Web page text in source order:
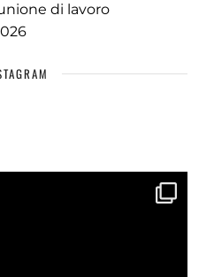
di lavoro